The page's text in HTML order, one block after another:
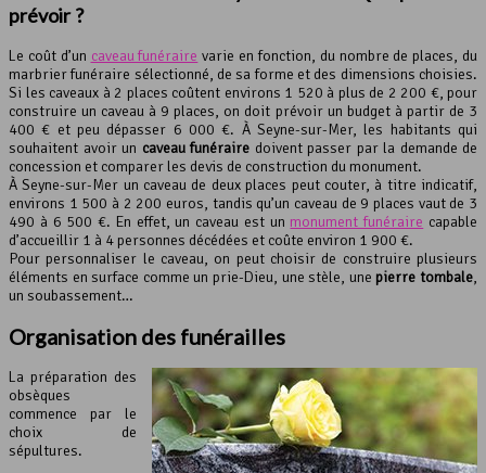
prévoir ?
Le coût d’un caveau funéraire varie en fonction, du nombre de places, du
marbrier funéraire sélectionné, de sa forme et des dimensions choisies.
Si les caveaux à 2 places coûtent environs 1 520 à plus de 2 200 €, pour
construire un caveau à 9 places, on doit prévoir un budget à partir de 3
400 € et peu dépasser 6 000 €. À Seyne-sur-Mer, les habitants qui
souhaitent avoir un caveau funéraire doivent passer par la demande de
concession et comparer les devis de construction du monument.
À Seyne-sur-Mer un caveau de deux places peut couter, à titre indicatif,
environs 1 500 à 2 200 euros, tandis qu’un caveau de 9 places vaut de 3
490 à 6 500 €. En effet, un caveau est un monument funéraire capable
d’accueillir 1 à 4 personnes décédées et coûte environ 1 900 €.
Pour personnaliser le caveau, on peut choisir de construire plusieurs
éléments en surface comme un prie-Dieu, une stèle, une pierre tombale,
un soubassement…
Organisation des funérailles
La préparation des
obsèques
commence par le
choix de
sépultures.